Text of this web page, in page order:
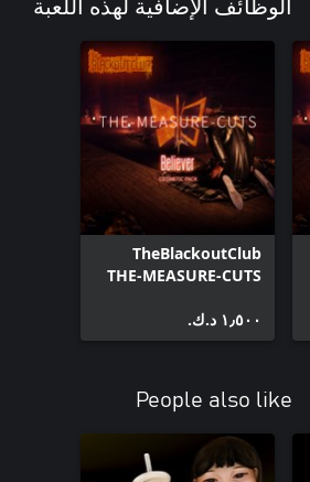
الوظائف الإضافية لهذه اللعبة
TheBlackoutClub
THE-MEASURE-CUTS
١٫٥٠٠ د.ك.‏
People also like